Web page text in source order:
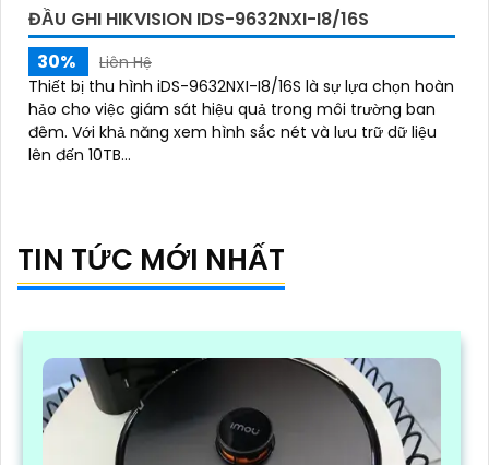
ĐẦU GHI HIKVISION IDS-9632NXI-I8/16S
30%
Liên Hệ
Thiết bị thu hình iDS-9632NXI-I8/16S là sự lựa chọn hoàn
hảo cho việc giám sát hiệu quả trong môi trường ban
đêm. Với khả năng xem hình sắc nét và lưu trữ dữ liệu
lên đến 10TB...
TIN TỨC MỚI NHẤT